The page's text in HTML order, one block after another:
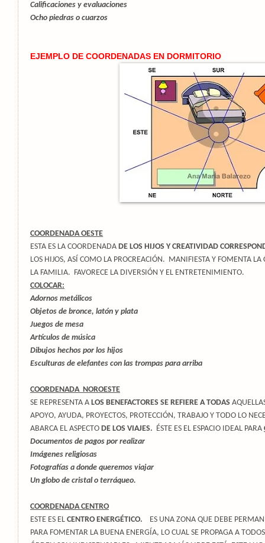
Calificaciones y evaluaciones
Ocho piedras o cuarzos
EJEMPLO DE COORDENADAS EN DORMITORIO
COORDENADA OESTE
ESTA ES LA COORDENADA DE LOS HIJOS Y CREATIVIDAD
LOS HIJOS, ASÍ COMO LA PROCREACIÓN. MANIFIESTA Y FOMENTA
LA FAMILIA. FAVORECE LA DIVERSIÓN Y EL ENTRETENIMIENTO.
COLOCAR:
Adornos metálicos
Objetos de bronce, latón y plata
Juegos de mesa
Artículos de música
Dibujos hechos por los hijos
Esculturas de elefantes con las trompas para arriba
COORDENADA NOROESTE
SE REPRESENTA A LOS BENEFACTORES SE REFIERE A TODAS
APOYO, AYUDA, PROYECTOS, PROTECCIÓN, TRABAJO Y TODO LO
ABARCA EL ASPECTO DE LOS VIAJES. ÉSTE ES EL ESPACIO IDEAL PARA
Documentos de pagos por realizar
Imágenes religiosas
Fotografías a donde queremos viajar
Un globo de cristal o terráqueo.
COORDENADA CENTRO
ESTE ES EL CENTRO ENERGÉTICO. ES UNA ZONA QUE DEBE
PARA FOMENTAR LA BUENA ENERGÍA, LO CUAL SE PROPAGA A